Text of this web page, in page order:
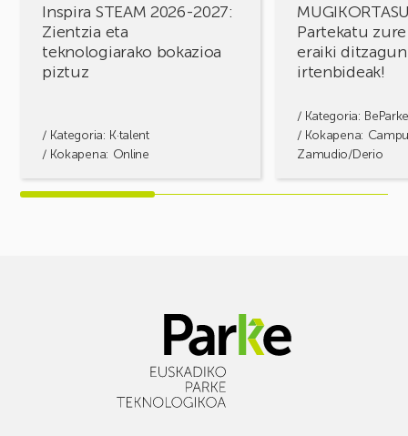
Inspira STEAM 2026-2027:
Zientzia eta
teknologiarako bokazioa
piztuz
/ Kategoria: K·talent
/ Kokapena: Online
Partekatu
eraiki ditzagun
irtenbideak!
/ Kategoria:
/ Kokapena:
Zamudio/Derio